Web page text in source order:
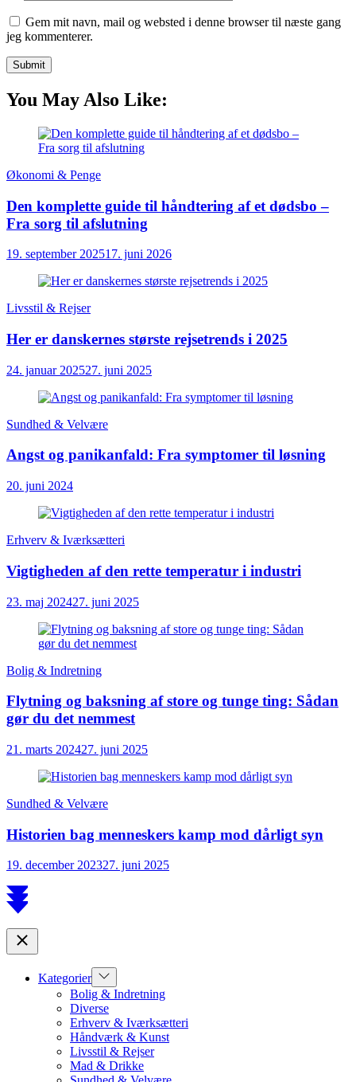
Gem mit navn, mail og websted i denne browser til næste gang
jeg kommenterer.
You May Also Like:
Økonomi & Penge
Den komplette guide til håndtering af et dødsbo –
Fra sorg til afslutning
19. september 202517. juni 2026
Livsstil & Rejser
Her er danskernes største rejsetrends i 2025
24. januar 202527. juni 2025
Sundhed & Velvære
Angst og panikanfald: Fra symptomer til løsning
20. juni 2024
Erhverv & Iværksætteri
Vigtigheden af den rette temperatur i industri
23. maj 202427. juni 2025
Bolig & Indretning
Flytning og baksning af store og tunge ting: Sådan
gør du det nemmest
21. marts 202427. juni 2025
Sundhed & Velvære
Historien bag menneskers kamp mod dårligt syn
19. december 202327. juni 2025
Scroll
to
Close
Kategorier Show
sub
menu
Bolig & Indretning
Diverse
Erhverv & Iværksætteri
Håndværk & Kunst
Livsstil & Rejser
Mad & Drikke